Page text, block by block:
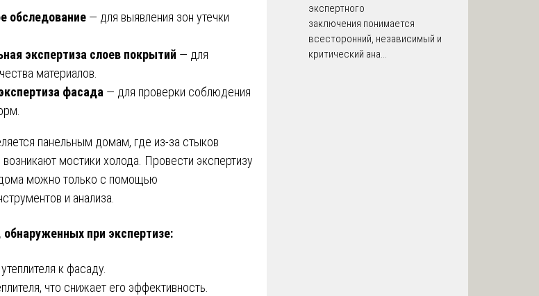
обследование — для выявления зон утечки
экспертиза слоев покрытий — для
материалов.
фасада — для проверки соблюдения
панельным домам, где из-за стыков
мостики холода. Провести экспертизу
можно только с помощью
и анализа.
при экспертизе:
к фасаду.
что снижает его эффективность.
экспертного
заключения понимается
всесторонний, независимый и
критический ана...